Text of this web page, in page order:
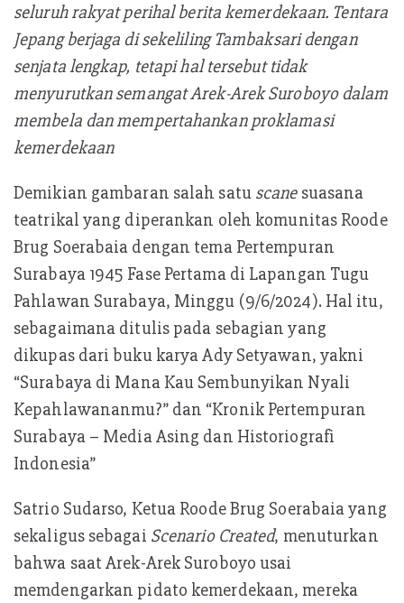
seluruh rakyat perihal berita kemerdekaan. Tentara
Jepang berjaga di sekeliling Tambaksari dengan
senjata lengkap, tetapi hal tersebut tidak
menyurutkan semangat Arek-Arek Suroboyo dalam
membela dan mempertahankan proklamasi
kemerdekaan
Demikian gambaran salah satuscane suasana
teatrikal yang diperankan oleh komunitas Roode
Brug Soerabaia dengan tema Pertempuran
Surabaya 1945 Fase Pertama di Lapangan Tugu
Pahlawan Surabaya, Minggu (9/6/2024). Hal itu,
sebagaimana ditulis pada sebagian yang
dikupas dari buku karya Ady Setyawan, yakni
“Surabaya di Mana Kau Sembunyikan Nyali
Kepahlawananmu?” dan “Kronik Pertempuran
Surabaya – Media Asing dan Historiografi
Indonesia”
Satrio Sudarso, Ketua Roode Brug Soerabaia yang
sekaligus sebagai Scenario Created, menuturkan
bahwa saat Arek-Arek Suroboyo usai
memdengarkan pidato kemerdekaan, mereka